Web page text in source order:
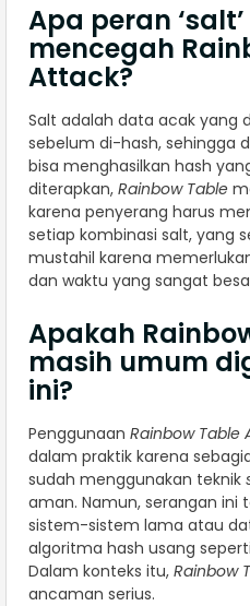
Apa peran
mencegah
Attack?
Salt adalah data acak yang
sebelum di-hash, sehingga
bisa menghasilkan hash
diterapkan, Rainbow Table
karena penyerang harus
setiap kombinasi salt, yang
mustahil karena
dan waktu yang sangat
Apakah
masih umum
ini?
Penggunaan Rainbow Table
dalam praktik karena
sudah menggunakan teknik
aman. Namun, serangan ini
sistem-sistem lama atau
algoritma hash usang
Dalam konteks itu, Rainbow
ancaman serius.